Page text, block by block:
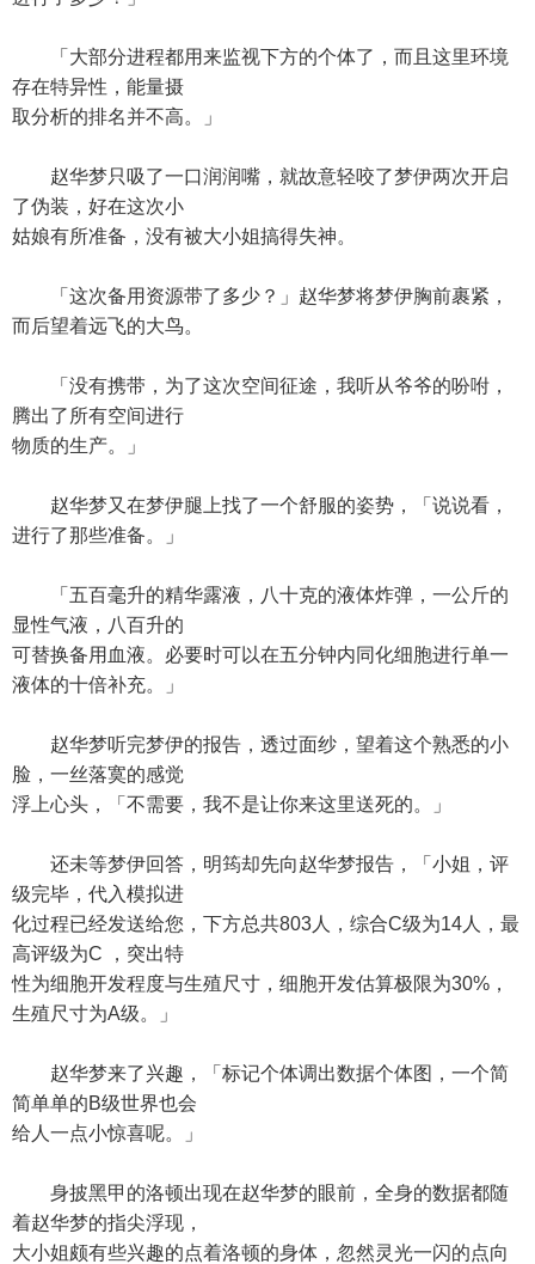
「大部分进程都用来监视下方的个体了，而且这里环境
存在特异性，能量摄
取分析的排名并不高。」
赵华梦只吸了一口润润嘴，就故意轻咬了梦伊两次开启
了伪装，好在这次小
姑娘有所准备，没有被大小姐搞得失神。
「这次备用资源带了多少？」赵华梦将梦伊胸前裹紧，
而后望着远飞的大鸟。
「没有携带，为了这次空间征途，我听从爷爷的吩咐，
腾出了所有空间进行
物质的生产。」
赵华梦又在梦伊腿上找了一个舒服的姿势，「说说看，
进行了那些准备。」
「五百毫升的精华露液，八十克的液体炸弹，一公斤的
显性气液，八百升的
可替换备用血液。必要时可以在五分钟内同化细胞进行单一
液体的十倍补充。」
赵华梦听完梦伊的报告，透过面纱，望着这个熟悉的小
脸，一丝落寞的感觉
浮上心头，「不需要，我不是让你来这里送死的。」
还未等梦伊回答，明筠却先向赵华梦报告，「小姐，评
级完毕，代入模拟进
化过程已经发送给您，下方总共803人，综合C级为14人，最
高评级为C ，突出特
性为细胞开发程度与生殖尺寸，细胞开发估算极限为30%，
生殖尺寸为A级。」
赵华梦来了兴趣，「标记个体调出数据个体图，一个简
简单单的B级世界也会
给人一点小惊喜呢。」
身披黑甲的洛顿出现在赵华梦的眼前，全身的数据都随
着赵华梦的指尖浮现，
大小姐颇有些兴趣的点着洛顿的身体，忽然灵光一闪的点向